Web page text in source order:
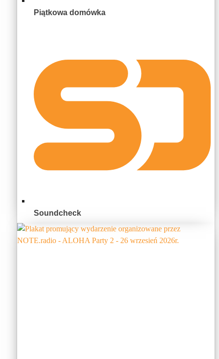
Piątkowa domówka
Soundcheck